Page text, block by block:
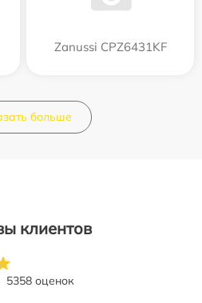
Zanussi CPZ6431KF
больше
клиентов
5358 оценок